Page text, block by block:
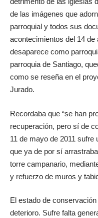
de las imágenes que
parroquial y todos sus
acontecimientos del 14
desaparece como
parroquia de Santiago,
como se reseña en el
Jurado.
Recordaba que “se han
recuperación, pero sí de
11 de mayo de 2011 sufre
que ya de por sí
torre campanario,
y refuerzo de muros y
El estado de
deterioro. Sufre falta